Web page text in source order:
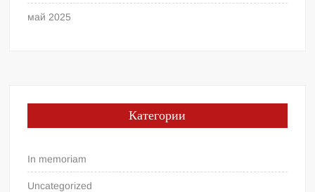
май 2025
Категории
In memoriam
Uncategorized